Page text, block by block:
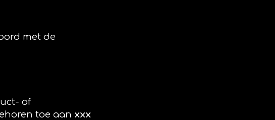
met de
of
toe aan xxx